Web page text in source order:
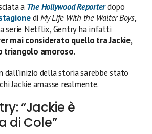
a The Hollywood Reporterdopo
di My Life With the Walter Boys,
serie Netflix, Gentry ha infatti
mai considerato quello tra Jackie,
triangolo amoroso.
dall’inizio della storia sarebbe stato
Jackie amasse realmente.
“Jackie è
di Cole”